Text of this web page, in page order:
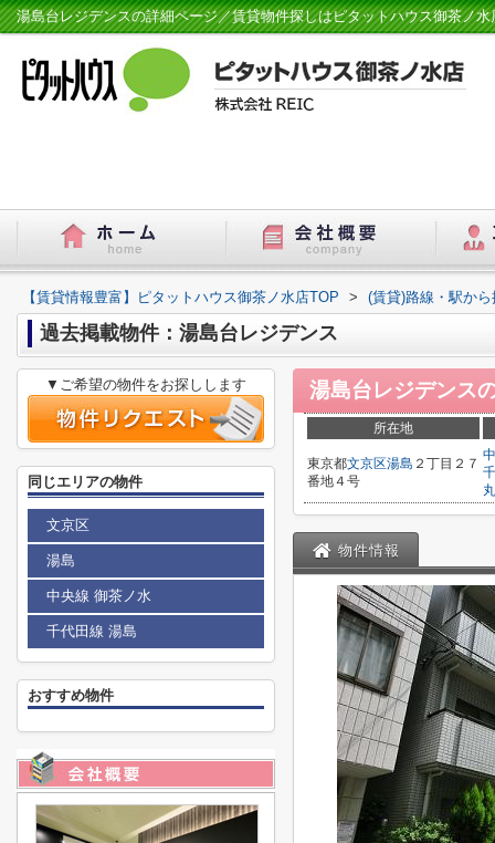
湯島台レジデンスの詳細ページ／賃貸物件探しはピタットハウス御茶ノ水
【賃貸情報豊富】ピタットハウス御茶ノ水店TOP > (賃貸)路線・駅から
過去掲載物件：湯島台レジデンス
湯島台レジデンス
所在地
東京都文京区湯島 ２丁目２７
番地４号
物件情報
▼ご希望の物件をお探しします
同じエリアの物件
文京区
湯島
中央線 御茶ノ水
千代田線 湯島
おすすめ物件